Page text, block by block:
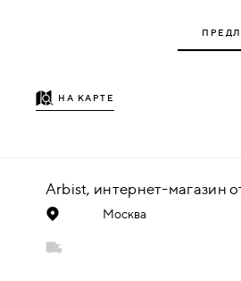
НА КАРТЕ
Москва